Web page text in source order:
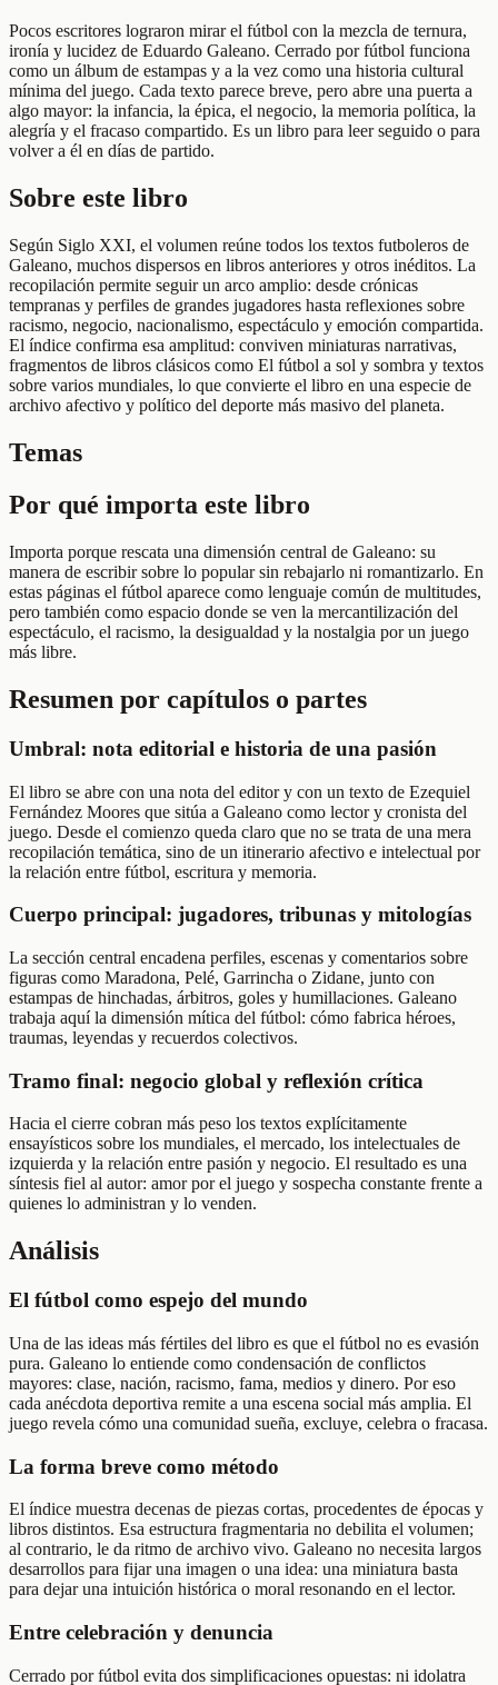
Pocos escritores lograron mirar el fútbol con la mezcla de ternura,
ironía y lucidez de Eduardo Galeano. Cerrado por fútbol funciona
como un álbum de estampas y a la vez como una historia cultural
mínima del juego. Cada texto parece breve, pero abre una puerta a
algo mayor: la infancia, la épica, el negocio, la memoria política, la
alegría y el fracaso compartido. Es un libro para leer seguido o para
volver a él en días de partido.
Sobre este libro
Según Siglo XXI, el volumen reúne todos los textos futboleros de
Galeano, muchos dispersos en libros anteriores y otros inéditos. La
recopilación permite seguir un arco amplio: desde crónicas
tempranas y perfiles de grandes jugadores hasta reflexiones sobre
racismo, negocio, nacionalismo, espectáculo y emoción compartida.
El índice confirma esa amplitud: conviven miniaturas narrativas,
fragmentos de libros clásicos como El fútbol a sol y sombra y textos
sobre varios mundiales, lo que convierte el libro en una especie de
archivo afectivo y político del deporte más masivo del planeta.
Temas
Por qué importa este libro
Importa porque rescata una dimensión central de Galeano: su
manera de escribir sobre lo popular sin rebajarlo ni romantizarlo. En
estas páginas el fútbol aparece como lenguaje común de multitudes,
pero también como espacio donde se ven la mercantilización del
espectáculo, el racismo, la desigualdad y la nostalgia por un juego
más libre.
Resumen por capítulos o partes
Umbral: nota editorial e historia de una pasión
El libro se abre con una nota del editor y con un texto de Ezequiel
Fernández Moores que sitúa a Galeano como lector y cronista del
juego. Desde el comienzo queda claro que no se trata de una mera
recopilación temática, sino de un itinerario afectivo e intelectual por
la relación entre fútbol, escritura y memoria.
Cuerpo principal: jugadores, tribunas y mitologías
La sección central encadena perfiles, escenas y comentarios sobre
figuras como Maradona, Pelé, Garrincha o Zidane, junto con
estampas de hinchadas, árbitros, goles y humillaciones. Galeano
trabaja aquí la dimensión mítica del fútbol: cómo fabrica héroes,
traumas, leyendas y recuerdos colectivos.
Tramo final: negocio global y reflexión crítica
Hacia el cierre cobran más peso los textos explícitamente
ensayísticos sobre los mundiales, el mercado, los intelectuales de
izquierda y la relación entre pasión y negocio. El resultado es una
síntesis fiel al autor: amor por el juego y sospecha constante frente a
quienes lo administran y lo venden.
Análisis
El fútbol como espejo del mundo
Una de las ideas más fértiles del libro es que el fútbol no es evasión
pura. Galeano lo entiende como condensación de conflictos
mayores: clase, nación, racismo, fama, medios y dinero. Por eso
cada anécdota deportiva remite a una escena social más amplia. El
juego revela cómo una comunidad sueña, excluye, celebra o fracasa.
La forma breve como método
El índice muestra decenas de piezas cortas, procedentes de épocas y
libros distintos. Esa estructura fragmentaria no debilita el volumen;
al contrario, le da ritmo de archivo vivo. Galeano no necesita largos
desarrollos para fijar una imagen o una idea: una miniatura basta
para dejar una intuición histórica o moral resonando en el lector.
Entre celebración y denuncia
Cerrado por fútbol evita dos simplificaciones opuestas: ni idolatra